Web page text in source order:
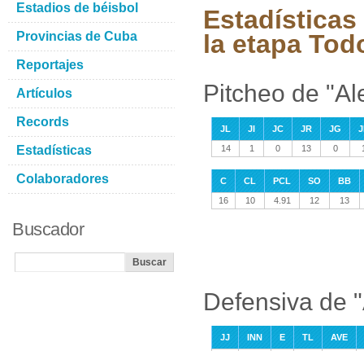
la etapa
Pitcheo de
JL JI JC JR JG
14
1 0 13 0
C CL PCL SO
BB
16
10 4.91 12 13
Defensiva de
JJ INN E TL
AVE
Estadios de béisbol
Provincias de Cuba
Reportajes
Artículos
Records
Estadísticas
Colaboradores
Buscador